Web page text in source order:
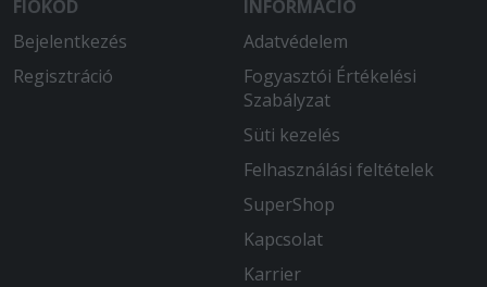
FIÓKOD
Bejelentkezés
Regisztráció
INFORMÁCIÓ
Adatvédelem
Fogyasztói Értékelési
Szabályzat
Süti kezelés
Felhasználási feltételek
SuperShop
Kapcsolat
Karrier